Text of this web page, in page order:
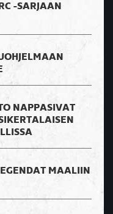
-SARJAAN
NAPPASIVAT
MAALIIN